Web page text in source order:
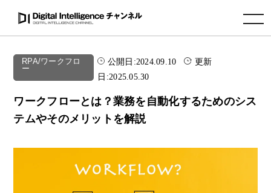
toggle navigation
RPA/ワークフロ
ー
公開日:2024.09.10
更新
日:2025.05.30
ワークフローとは？業務を自動化するためのシス
テムやそのメリットを解説